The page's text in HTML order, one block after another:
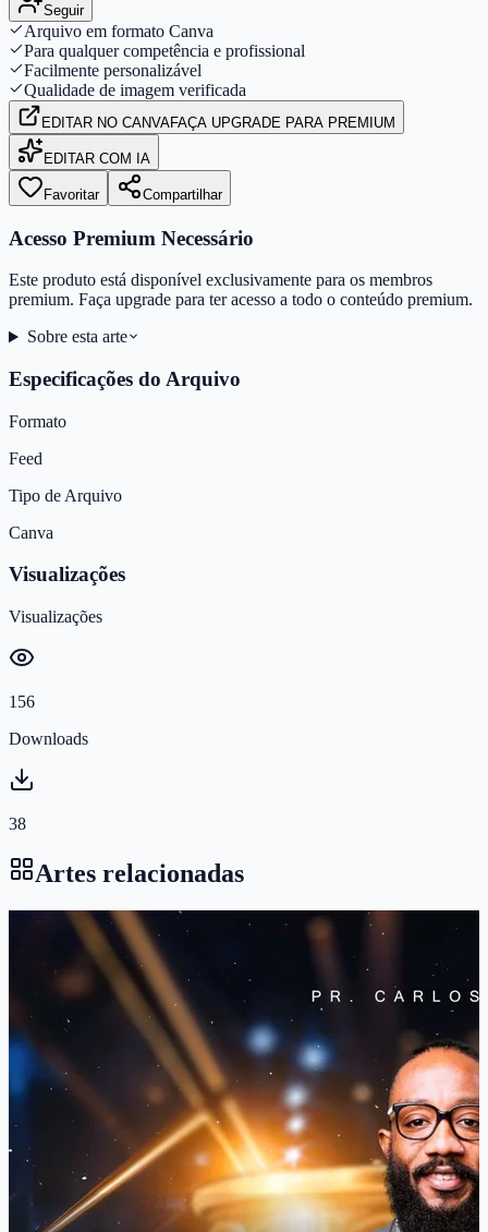
Seguir
Arquivo em formato Canva
Para qualquer competência e profissional
Facilmente personalizável
Qualidade de imagem verificada
EDITAR NO CANVAFAÇA UPGRADE PARA PREMIUM
EDITAR COM IA
Favoritar Compartilhar
Acesso Premium Necessário
Este produto está disponível exclusivamente para os membros
premium. Faça upgrade para ter acesso a todo o conteúdo premium.
Sobre esta arte
Especificações do Arquivo
Formato
Feed
Tipo de Arquivo
Canva
Visualizações
Visualizações
156
Downloads
38
Artes relacionadas